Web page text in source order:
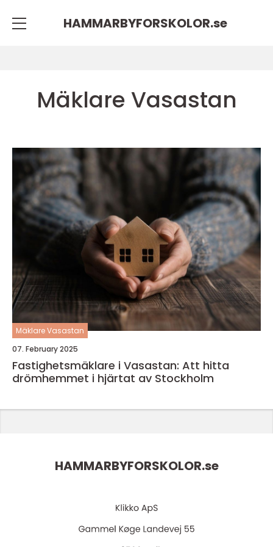
HAMMARBYFORSKOLOR.se
Mäklare Vasastan
Mäklare Vasastan
07. February 2025
Fastighetsmäklare i Vasastan: Att hitta
drömhemmet i hjärtat av Stockholm
HAMMARBYFORSKOLOR.se